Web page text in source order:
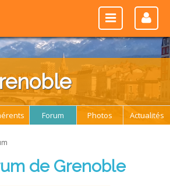
Forum Photos Actualités
de Grenoble